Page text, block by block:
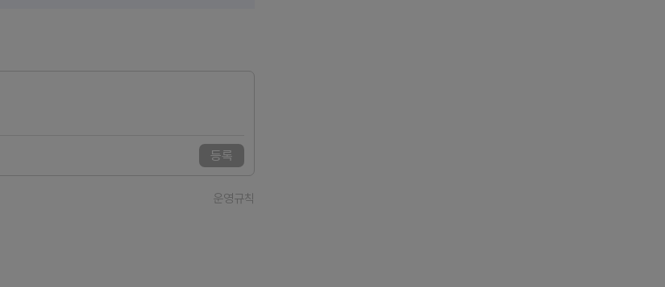
등록
운영규칙